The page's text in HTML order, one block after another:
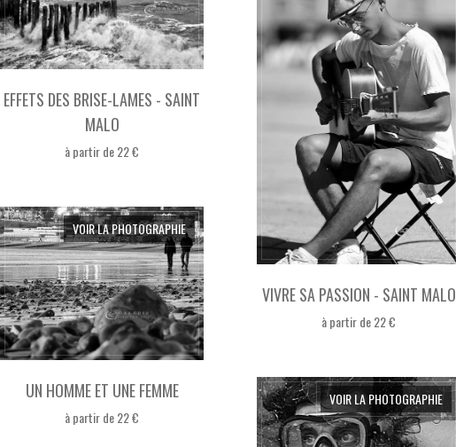
EFFETS DES BRISE-LAMES - SAINT
MALO
à partir de 22 €
VIVRE SA PASSION - SAINT MALO
à partir de 22 €
UN HOMME ET UNE FEMME
à partir de 22 €
VOIR LA PHOTOGRAPHIE
VOIR LA PHOTOGRAPHIE